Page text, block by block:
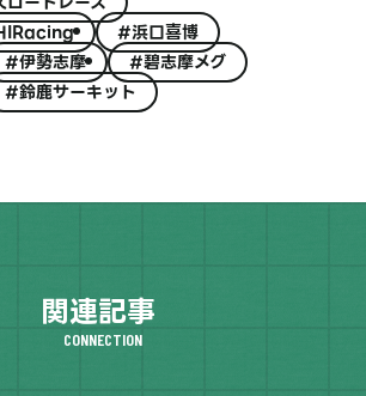
#浜口喜博
#伊勢志摩
#碧志摩メグ
#鈴鹿サーキット
関連記事
CONNECTION